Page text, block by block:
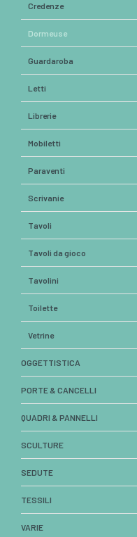
Credenze
Dormeuse
Guardaroba
Letti
Librerie
Mobiletti
Paraventi
Scrivanie
Tavoli
Tavoli da gioco
Tavolini
Toilette
Vetrine
OGGETTISTICA
PORTE & CANCELLI
QUADRI & PANNELLI
SCULTURE
SEDUTE
TESSILI
VARIE